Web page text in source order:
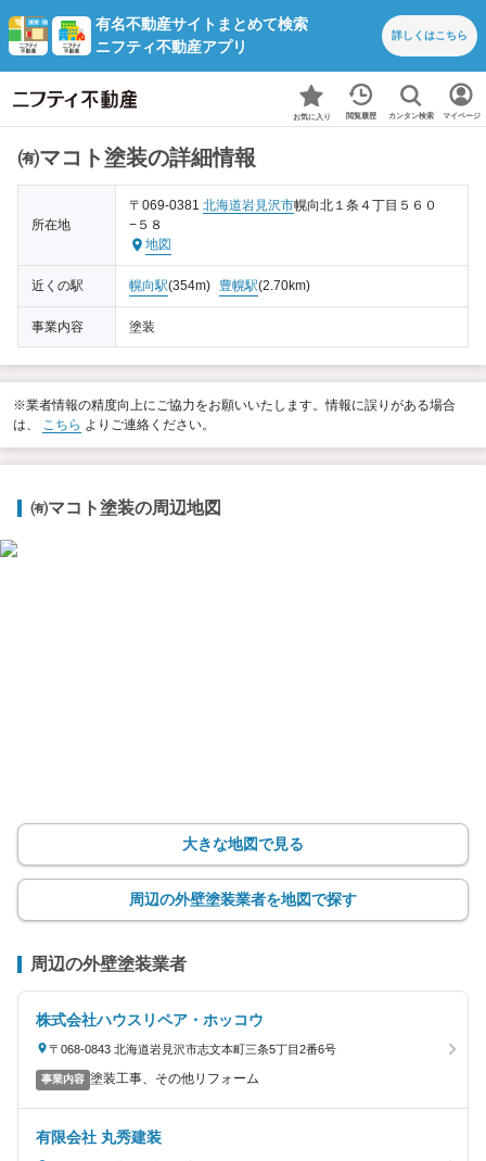
有名不動産サイトまとめて検索
ニフティ不動産アプリ
詳しくはこちら
お気に入り 閲覧履歴 カンタン検索 マイページ
㈲マコト塗装の詳細情報
所在地
〒069-0381 北海道岩見沢市幌向北１条４丁目５６０
−５８
地図
近くの駅 幌向駅(354m) 豊幌駅(2.70km)
事業内容 塗装
※業者情報の精度向上にご協力をお願いいたします。情報に誤りがある場合
は、 こちら よりご連絡ください。
㈲マコト塗装の周辺地図
大きな地図で見る
周辺の外壁塗装業者を地図で探す
周辺の外壁塗装業者
株式会社ハウスリペア・ホッコウ
〒068-0843 北海道岩見沢市志文本町三条5丁目2番6号
事業内容 塗装工事、その他リフォーム
有限会社 丸秀建装